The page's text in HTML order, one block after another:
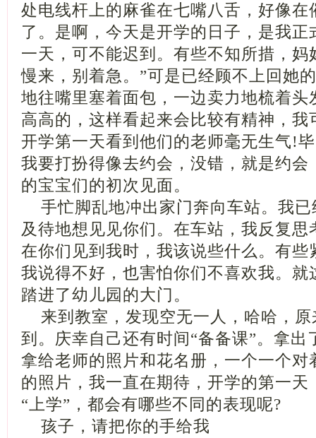
处电线杆上的麻雀在七嘴八舌，好像在
了。是啊，今天是开学的日子，是我
一天，可不能迟到。有些不知所措，妈
慢来，别着急。”可是已经顾不上回她
地往嘴里塞着面包，一边卖力地梳着头
高高的，这样看起来会比较有精神，我
开学第一天看到他们的老师毫无生气!
我要打扮得像去约会，没错，就是约会
的宝宝们的初次见面。
手忙脚乱地冲出家门奔向车站。我已
及待地想见见你们。在车站，我反复
在你们见到我时，我该说些什么。有些
我说得不好，也害怕你们不喜欢我。就
踏进了幼儿园的大门。
来到教室，发现空无一人，哈哈，原
到。庆幸自己还有时间“备备课”。拿出
拿给老师的照片和花名册，一个一个对
的照片，我一直在期待，开学的第一天
“上学”，都会有哪些不同的表现呢?
孩子，请把你的手给我